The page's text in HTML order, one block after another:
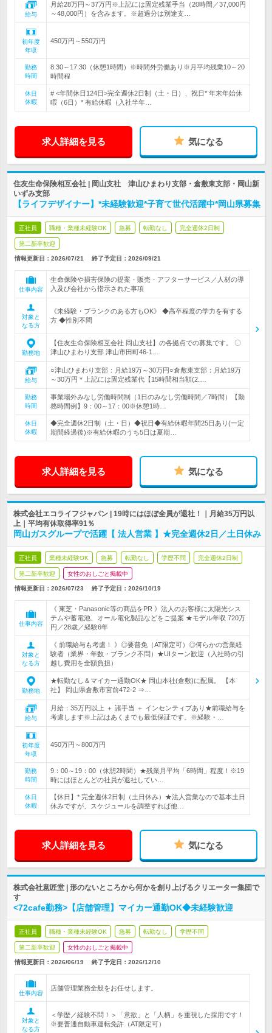
給与
月給28万円～37万円※上記には固定残業手当（20時間／37,000円
～48,000円）を含みます。※超過分は別途支…
初年度
年収
450万円～550万円
勤務
時間
8:30～17:30（休憩1時間）※時間外労働あり※月平均残業10～20
時間程
休日
休暇
# <年間休日124日>完全週休2日制（土・日）、祝日* 年末年始休
暇（6日）* 有給休暇（入社半年…
求人詳細を見る 気になる
住友生命保険相互会社 | 岡山支社 津山ひまわり支部・倉敷東支部・岡山新
いずみ支部
【ライフデザイナー】*未経験歓迎*子育て世代活躍中*岡山県募集
正社員 職種・業種未経験OK 急募 転勤なし 完全週休2日制
第二新卒歓迎
情報更新日：2026/07/21 終了予定日： 2026/09/21
仕事内容
生命保険や損害保険の提案・販売・アフターサービス／人材の導
入及び会社から指示された事項
対象と
なる方
《未経験・ブランクのある方もOK》 ◆高卒程度の学力を有する
方 ◆性別不問
勤務地
【住友生命保険相互会社 岡山支社】の各拠点での募集です。 〇
津山ひまわり支部 津山市田町46-1…
給与
○津山ひまわり支部：月給19万～30万円○倉敷東支部：月給19万
～30万円＊上記には固定残業代【15時間相当額(2.…
勤務
時間
事業場外みなし労働時間制（1日のみなし労働時間／7時間）【勤
務時間例】9：00～17：00※休憩1時…
休日
休暇
◆完全週休2日制（土・日）◆祝日◆有給休暇年間25日あり(一定
期間経過後)※有給休暇のうち5日は夏期…
求人詳細を見る 気になる
株式会社エコライフジャパン | 19時にはほぼ全員が退社！｜月給35万円以
上｜平均有休取得率91％
岡山ガスグループで活躍【 法人営業 】★完全週休2日／土日休み
正社員 業種未経験OK 急募 転勤なし 学歴不問 完全週休2日制
第二新卒歓迎 女性のおしごと掲載中
情報更新日：2026/07/23 終了予定日： 2026/10/19
仕事内容
《 東芝・Panasonic等の商品をPR 》法人のお客様に太陽光シス
テムや蓄電池、オール電化製品などをご提案 ★モデル年収 720万
円／28歳／経験6年
対象と
なる方
《 前職給与も考慮！ 》◎要普免（AT限定可）◎何らかの営業経
験者（業界・年数・ブランク不問）★UIターン歓迎（入社時の引
越し費用を全額負担）
勤務地
★転勤なし＆マイカー通勤OK★ 岡山本社(倉敷)に配属。 【本
社】 岡山県倉敷市宮前472-2 ⇒…
給与
月給：35万円以上 ＋ 諸手当 ＋ インセンティブあり★前職給与を
考慮します※上記はあくまでも最低保証です。※経験・…
初年度
年収
450万円～800万円
勤務
時間
9：00～19：00（休憩2時間）★残業月平均「6時間」程度！※19
時にはほとんどの社員が退社してい…
休日
休暇
【休日】* 完全週休2日制（土日休み）★法人営業なので基本土日
休みですが、スケジュールを調整すれば他…
求人詳細を見る 気になる
株式会社意匠堂 | 形のないところから何かを創り上げるクリエーター集団で
す
<72cafe勤務>【店舗管理】マイカー通勤OK◆未経験歓迎
正社員 職種・業種未経験OK 急募 転勤なし 学歴不問
第二新卒歓迎 女性のおしごと掲載中
情報更新日：2026/06/19 終了予定日： 2026/12/10
仕事内容
店舗管理業務全般をお任せします。
対象と
なる方
＜学歴／経験不問！＞「意欲」と「人柄」を重視した採用です！
※要普通自動車運転免許（AT限定可）